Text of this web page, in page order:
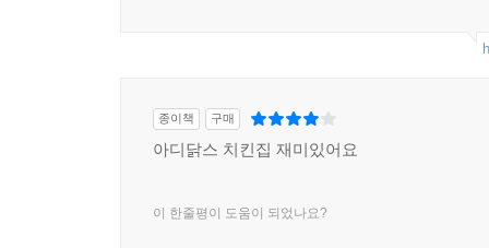
종이책 구매
아디닭스 치킨집 재미있어요
이 한줄평이 도움이 되었나요?